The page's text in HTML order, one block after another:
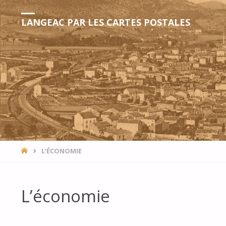
LANGEAC PAR LES CARTES POSTALES
HOMEL’ÉCONOMIE
L’économie